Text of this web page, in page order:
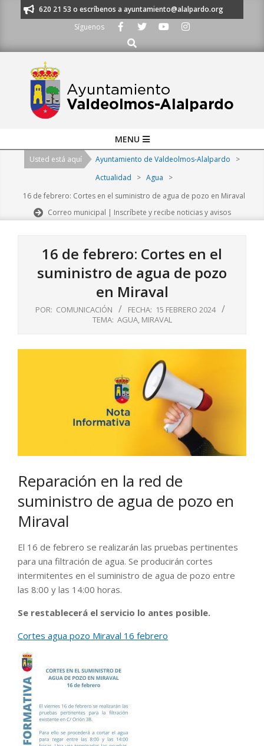
al 91 620 21 53 o escríbenos a ayuntamiento@alalpardo.org
Síguenos
Buscar
Navigation
MENU
Usted está aquí Ayuntamiento de Valdeolmos-Alalpardo
>
Actualidad
> Agua
>
16 de febrero: Cortes en el suministro de agua de pozo en Miraval
Correo municipal | Inscríbete y recibe noticias y avisos
16 de febrero: Cortes en el
suministro de agua de pozo
en Miraval
POR: COMUNICACIÓN FECHA: 15 FEBRERO 2024
TEMA: AGUA, MIRAVAL
Reparación en la red de
suministro de agua de pozo en
Miraval
El 16 de febrero se realizarán las pruebas pertinentes
para una filtración de agua. Se producirán cortes
intermitentes en el suministro de agua de pozo entre
las 8:00 y las 14:00 horas.
Se restablecerá el servicio lo antes posible.
Cortes agua pozo Miraval 16 febrero